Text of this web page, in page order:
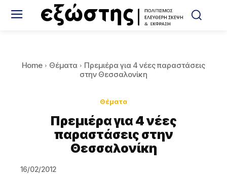
Home Θέματα
Πρεμιέρα για 4 νέες παραστάσεις
στην Θεσσαλονίκη
Θέματα
Πρεμιέρα για 4 νέες
παραστάσεις στην
Θεσσαλονίκη
16/02/2012